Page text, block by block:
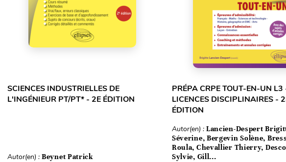
SCIENCES INDUSTRIELLES DE
L'INGÉNIEUR PT/PT* - 2E ÉDITION
Autor(en) : Beynet Patrick
PRÉPA CRPE TOUT-EN-UN L3
LICENCES DISCIPLINAIRES -
ÉDITION
Autor(en) : Lancien-Despert
Séverine, Bergevin Solène,
Roula, Chevallier Thierry,
Sylvie, Gill...